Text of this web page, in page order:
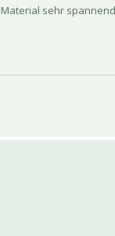
sehr spannend